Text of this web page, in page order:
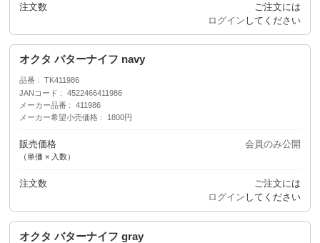
注文数
ご注文には
ログイン してください
オクタ バターナイフ navy
品番
TK411986
JANコード
4522466411986
メーカー品番
411986
メーカー希望小売価格
1800円
販売価格
（単価 × 入数）
会員のみ公開
注文数
ご注文には
ログイン してください
オクタ バターナイフ gray